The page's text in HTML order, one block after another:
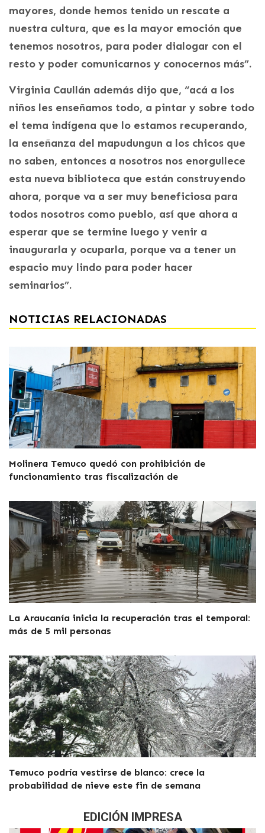
mayores, donde hemos tenido un rescate a
nuestra cultura, que es la mayor emoción que
tenemos nosotros, para poder dialogar con el
resto y poder comunicarnos y conocernos más”.
Virginia Caullán además dijo que, “acá a los
niños les enseñamos todo, a pintar y sobre todo
el tema indígena que lo estamos recuperando,
la enseñanza del mapudungun a los chicos que
no saben, entonces a nosotros nos enorgullece
esta nueva biblioteca que están construyendo
ahora, porque va a ser muy beneficiosa para
todos nosotros como pueblo, así que ahora a
esperar que se termine luego y venir a
inaugurarla y ocuparla, porque va a tener un
espacio muy lindo para poder hacer
seminarios”.
NOTICIAS RELACIONADAS
Molinera Temuco quedó con prohibición de
funcionamiento tras fiscalización de
La Araucanía inicia la recuperación tras el temporal:
más de 5 mil personas
Temuco podría vestirse de blanco: crece la
probabilidad de nieve este fin de semana
EDICIÓN IMPRESA